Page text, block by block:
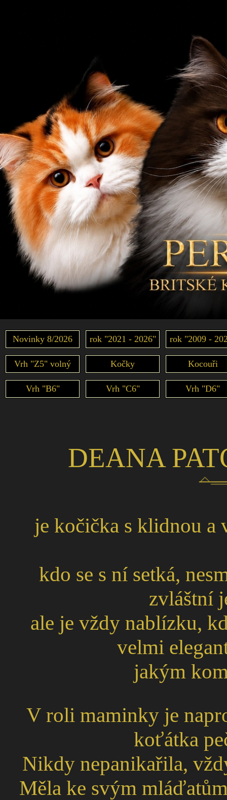
Novinky 8/2026 rok "2021 - 2026" rok "2009 -
Vrh "Z5" volný Kočky Kocouři
Vrh "B6" Vrh "C6" Vrh "D6"
DEANA
je kočička s klidnou a
kdo se s ní setká,
zvláštní
ale je vždy nablízku,
velmi
jakým
V roli maminky je
koťátka
Nikdy nepanikařila,
Měla ke svým